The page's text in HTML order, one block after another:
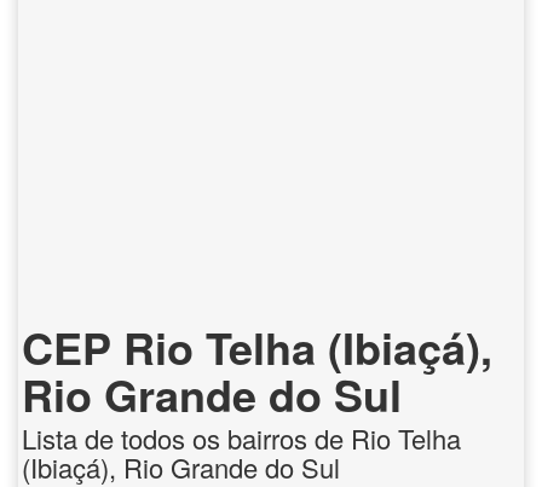
CEP Rio Telha (Ibiaçá),
Rio Grande do Sul
Lista de todos os bairros de Rio Telha
(Ibiaçá), Rio Grande do Sul